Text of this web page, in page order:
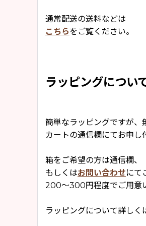
通常配送の送料などは
こちらをご覧ください。
ラッピングについ
簡単なラッピングですが、
カートの通信欄にてお申し
箱をご希望の方は通信欄、
もしくはお問い合わせにて
200〜300円程度でご用意
ラッピングについて詳しく